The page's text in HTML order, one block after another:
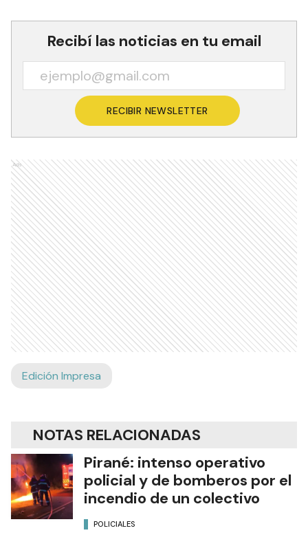
Recibí las noticias en tu email
RECIBIR NEWSLETTER
Ads
Edición Impresa
NOTAS RELACIONADAS
Pirané: intenso operativo
policial y de bomberos por el
incendio de un colectivo
POLICIALES